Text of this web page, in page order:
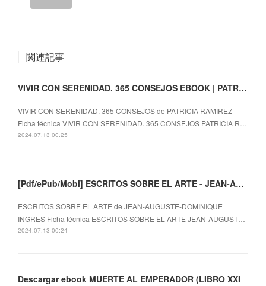
関連記事
VIVIR CON SERENIDAD. 365 CONSEJOS EBOOK | PATRICIA RAMIREZ | Descargar libro PDF EPUB
VIVIR CON SERENIDAD. 365 CONSEJOS de PATRICIA RAMIREZ
Ficha técnica VIVIR CON SERENIDAD. 365 CONSEJOS PATRICIA R…
2024.07.13 00:25
[Pdf/ePub/Mobi] ESCRITOS SOBRE EL ARTE - JEAN-AUGUSTE-DOMINIQUE INGRES descargar ebook gratis
ESCRITOS SOBRE EL ARTE de JEAN-AUGUSTE-DOMINIQUE
INGRES Ficha técnica ESCRITOS SOBRE EL ARTE JEAN-AUGUST…
2024.07.13 00:24
Descargar ebook MUERTE AL EMPERADOR (LIBRO XXI